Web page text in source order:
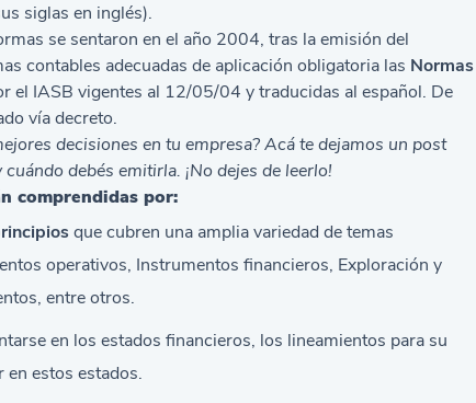
siglas en inglés).
se sentaron en el año 2004, tras la emisión del
contables adecuadas de aplicación obligatoria las Normas
el IASB vigentes al 12/05/04 y traducidas al español. De
vía decreto.
decisiones en tu empresa? Acá te dejamos un post
cuándo debés emitirla. ¡No dejes de leerlo!
comprendidas por:
que cubren una amplia variedad de temas
operativos, Instrumentos financieros, Exploración y
entre otros.
en los estados financieros, los lineamientos para su
en estos estados.